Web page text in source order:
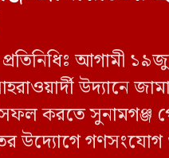
আগামী
উদ্যানে
করতে সুনামগঞ্জ
উদ্যোগে গণসংযোগ ও